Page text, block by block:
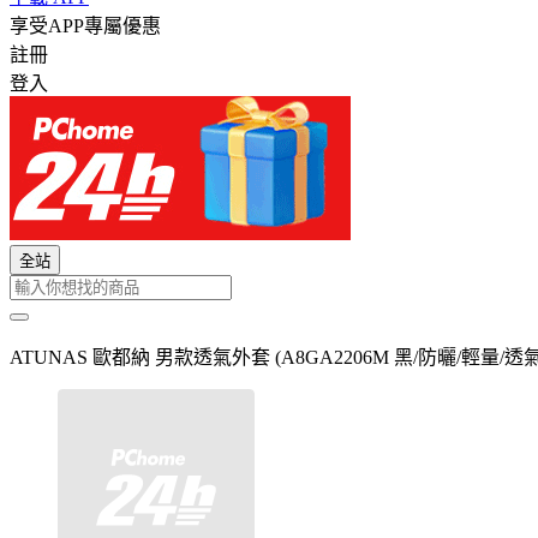
享受APP專屬優惠
註冊
登入
全站
ATUNAS 歐都納 男款透氣外套 (A8GA2206M 黑/防曬/輕量/透